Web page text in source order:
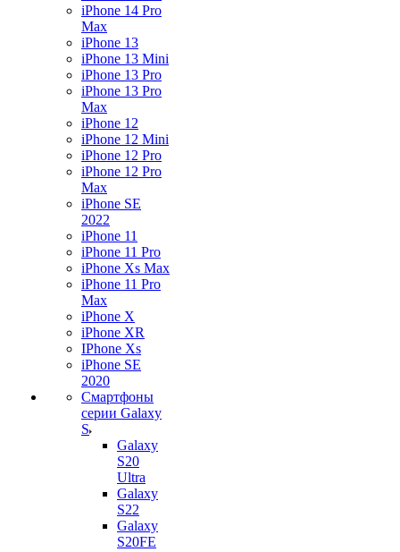
iPhone 14 Pro
Max
iPhone 13
iPhone 13 Mini
iPhone 13 Pro
iPhone 13 Pro
Max
iPhone 12
iPhone 12 Mini
iPhone 12 Pro
iPhone 12 Pro
Max
iPhone SE
2022
iPhone 11
iPhone 11 Pro
iPhone Xs Max
iPhone 11 Pro
Max
iPhone X
iPhone XR
IPhone Xs
iPhone SE
2020
Смартфоны
серии Galaxy
S
Galaxy
S20
Ultra
Galaxy
S22
Galaxy
S20FE